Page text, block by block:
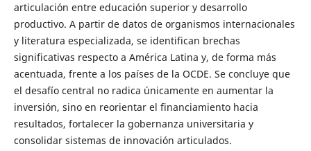
articulación entre educación superior y desarrollo
productivo. A partir de datos de organismos internacionales
y literatura especializada, se identifican brechas
significativas respecto a América Latina y, de forma más
acentuada, frente a los países de la OCDE. Se concluye que
el desafío central no radica únicamente en aumentar la
inversión, sino en reorientar el financiamiento hacia
resultados, fortalecer la gobernanza universitaria y
consolidar sistemas de innovación articulados.